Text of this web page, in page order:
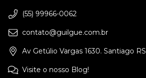
(55) 99966-0062
contato@guilgue.com.br
Av Getúlio Vargas 1630. Santiago RS
Visite o nosso Blog!